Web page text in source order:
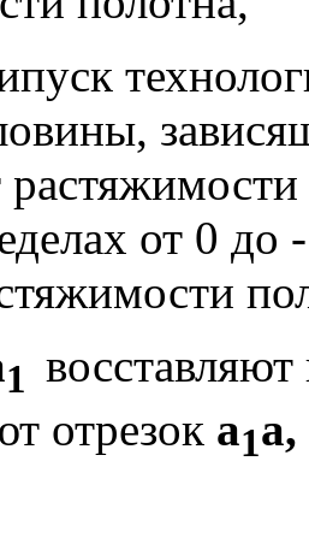
от 0 до
1
отрезок а1а,